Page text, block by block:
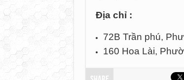
Địa chỉ :
72B Trần phú,
160 Hoa Lài,